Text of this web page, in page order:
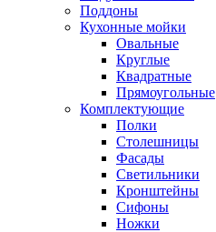
Поддоны
Кухонные мойки
Овальные
Круглые
Квадратные
Прямоугольные
Комплектующие
Полки
Столешницы
Фасады
Светильники
Кронштейны
Сифоны
Ножки